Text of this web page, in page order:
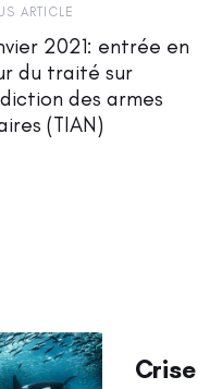
ARTICLE
2021: entrée en
du traité sur
des armes
(TIAN)
Crise